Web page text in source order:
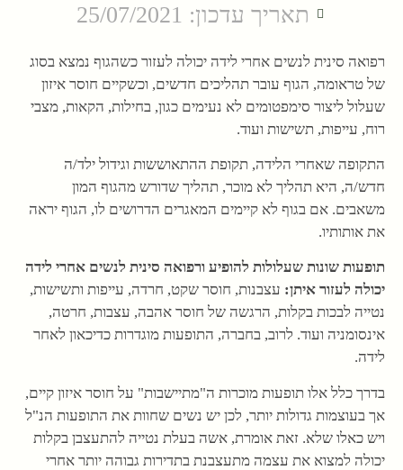
תאריך עדכון: 25/07/2021
רפואה סינית לנשים אחרי לידה יכולה לעזור כשהגוף נמצא בסוג
של טראומה, הגוף עובר תהליכים חדשים, וכשקיים חוסר איזון
שעלול ליצור סימפטומים לא נעימים כגון, בחילות, הקאות, מצבי
רוח, עייפות, תשישות ועוד.
התקופה שאחרי הלידה, תקופת ההתאוששות וגידול ילד/ה
חדש/ה, היא תהליך לא מוכר, תהליך שדורש מהגוף המון
משאבים. אם בגוף לא קיימים המאגרים הדרושים לו, הגוף יראה
את אותותיו.
תופעות שונות שעלולות להופיע ורפואה סינית לנשים אחרי לידה
יכולה לעזור איתן: עצבנות, חוסר שקט, חרדה, עייפות ותשישות,
נטייה לבכות בקלות, הרגשה של חוסר אהבה, עצבות, חרטה,
אינסומניה ועוד. לרוב, בחברה, התופעות מוגדרות כדיכאון לאחר
לידה.
בדרך כלל אלו תופעות מוכרות ה"מתיישבות" על חוסר איזון קיים,
אך בעוצמות גדולות יותר, לכן יש נשים שחוות את התופעות הנ"ל
ויש כאלו שלא. זאת אומרת, אשה בעלת נטייה להתעצבן בקלות
יכולה למצוא את עצמה מתעצבנת בתדירות גבוהה יותר אחרי